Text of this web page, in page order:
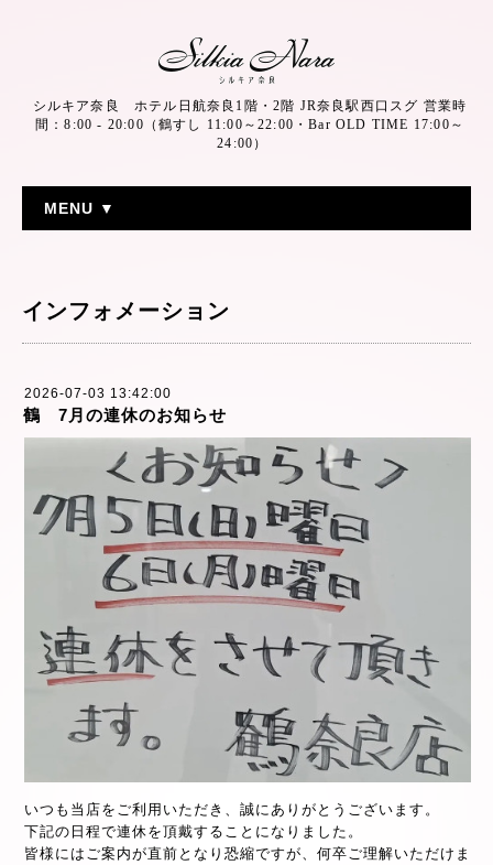
シルキア奈良 ホテル日航奈良1階・2階 JR奈良駅西口スグ 営業時
間：8:00 - 20:00（鶴すし 11:00～22:00・Bar OLD TIME 17:00～
24:00）
MENU ▼
インフォメーション
2026-07-03 13:42:00
鶴 7月の連休のお知らせ
いつも当店をご利用いただき、誠にありがとうございます。
下記の日程で連休を頂戴することになりました。
皆様にはご案内が直前となり恐縮ですが、何卒ご理解いただけま